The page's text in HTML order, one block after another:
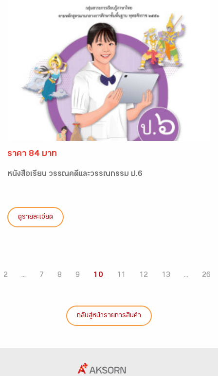
ราคา 84 บาท
หนังสือเรียน วรรณคดีและวรรณกรรม ป.6
ดูรายละเอียด
2 ... 7 8 9 10 11 12 13 ... 26
กลับสู่หน้ารายการสินค้า